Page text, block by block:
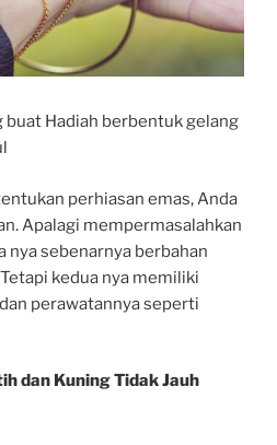
buat Hadiah berbentuk gelang
perhiasan emas, Anda
Apalagi mempermasalahkan
nya sebenarnya berbahan
kedua nya memiliki
perawatannya seperti
dan Kuning Tidak Jauh